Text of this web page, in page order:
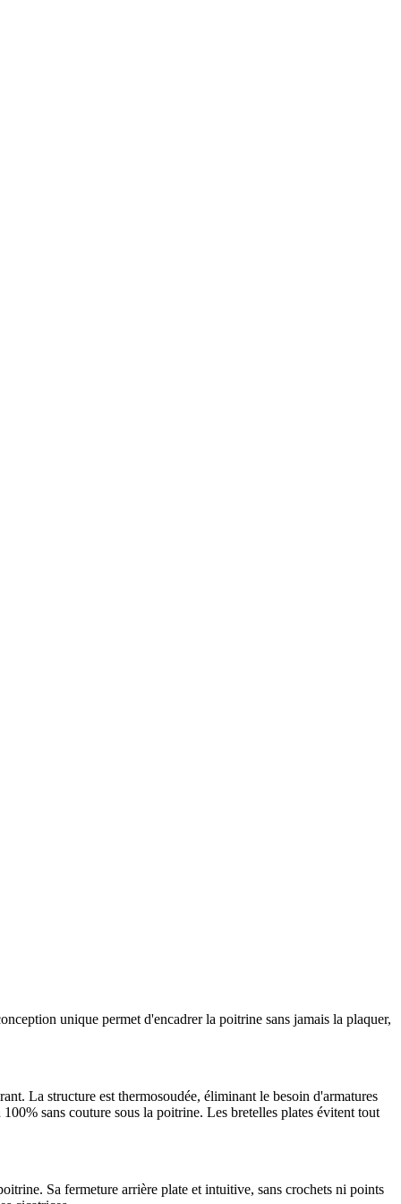
unique permet d'encadrer la poitrine sans jamais la plaquer,
La structure est thermosoudée, éliminant le besoin d'armatures
sans couture sous la poitrine. Les bretelles plates évitent tout
Sa fermeture arrière plate et intuitive, sans crochets ni points